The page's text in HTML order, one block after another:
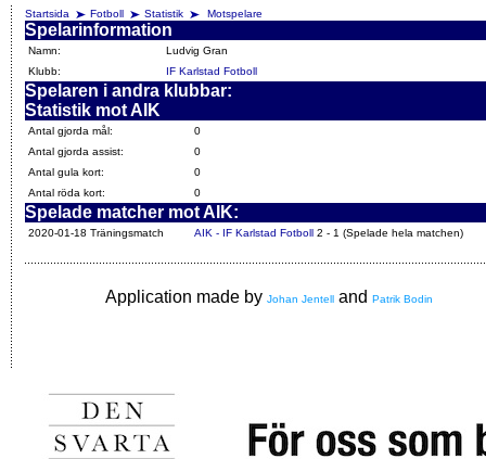
Startsida
Fotboll Statistik Motspelare
Spelarinformation
Namn:
Ludvig Gran
Klubb:
IF Karlstad Fotboll
Spelaren i andra klubbar:
Statistik mot AIK
Antal gjorda mål:
0
Antal gjorda assist:
0
Antal gula kort:
0
Antal röda kort:
0
Spelade matcher mot AIK:
2020-01-18 Träningsmatch AIK - IF Karlstad Fotboll 2 - 1 (Spelade hela matchen)
Application made by Johan Jentell and Patrik Bodin